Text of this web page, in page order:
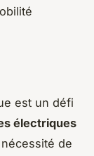
est un défi
électriques
de